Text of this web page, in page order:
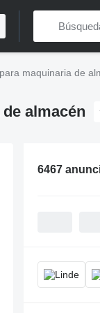
maquinaria de
almacén
6467